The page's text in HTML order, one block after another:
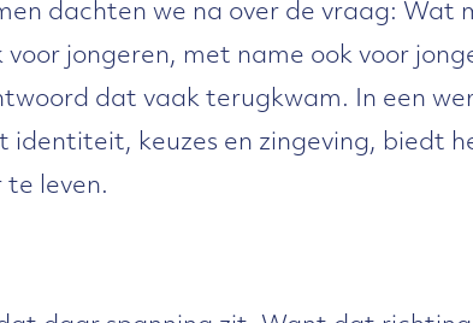
dachten we na over de vraag: Wat
jongeren, met name ook voor
dat vaak terugkwam. In een
identiteit, keuzes en zingeving, biedt
te leven.